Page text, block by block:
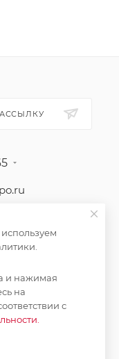
и нажимая
на
с